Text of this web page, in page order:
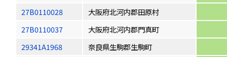
27B0110028
大阪府北河内郡田原村
27B0110037
大阪府北河内郡門真町
29341A1968
奈良県生駒郡生駒町